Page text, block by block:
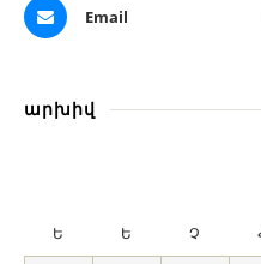
Email
արխիվ
Ե Ե Չ